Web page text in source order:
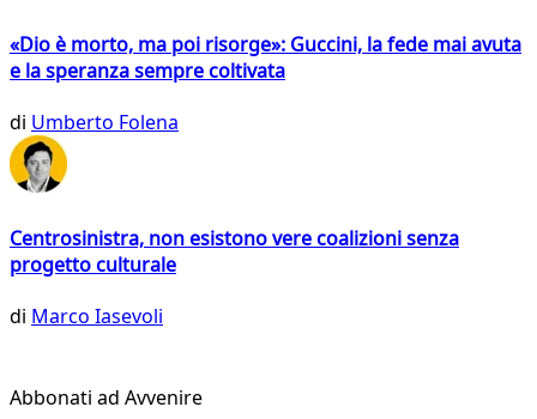
«Dio è morto, ma poi risorge»: Guccini, la fede mai avuta
e la speranza sempre coltivata
di Umberto Folena
Centrosinistra, non esistono vere coalizioni senza
progetto culturale
di Marco Iasevoli
Abbonati ad Avvenire